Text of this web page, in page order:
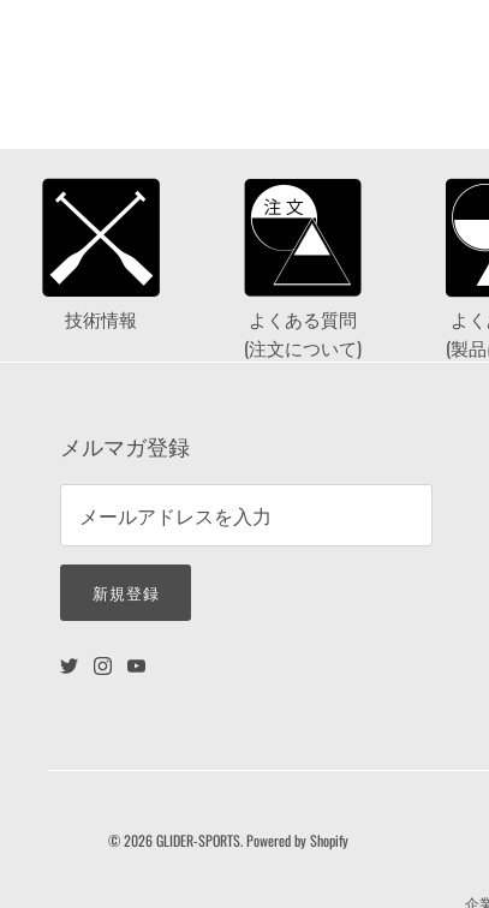
技術情報
よくある質問
(注文について)
よ
(製
メルマガ登録
新規登録
企
© 2026GLIDER-SPORTS.Powered by Shopify